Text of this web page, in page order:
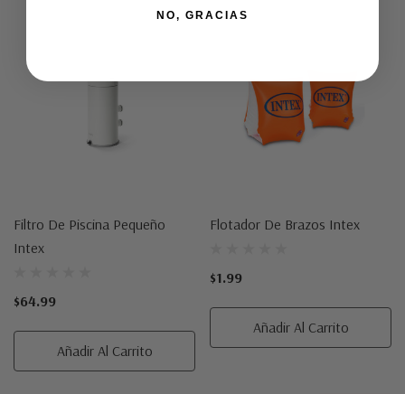
Filtro De Piscina Pequeño
Intex
$64.99
Añadir Al Carrito
Flotador De Brazos Intex
$1.99
Añadir Al Carrito
NO, GRACIAS